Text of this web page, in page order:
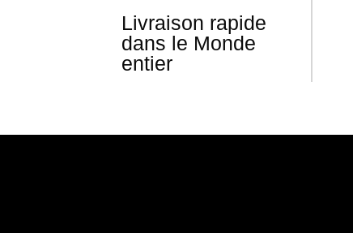
Livraison rapide
dans le Monde
entier